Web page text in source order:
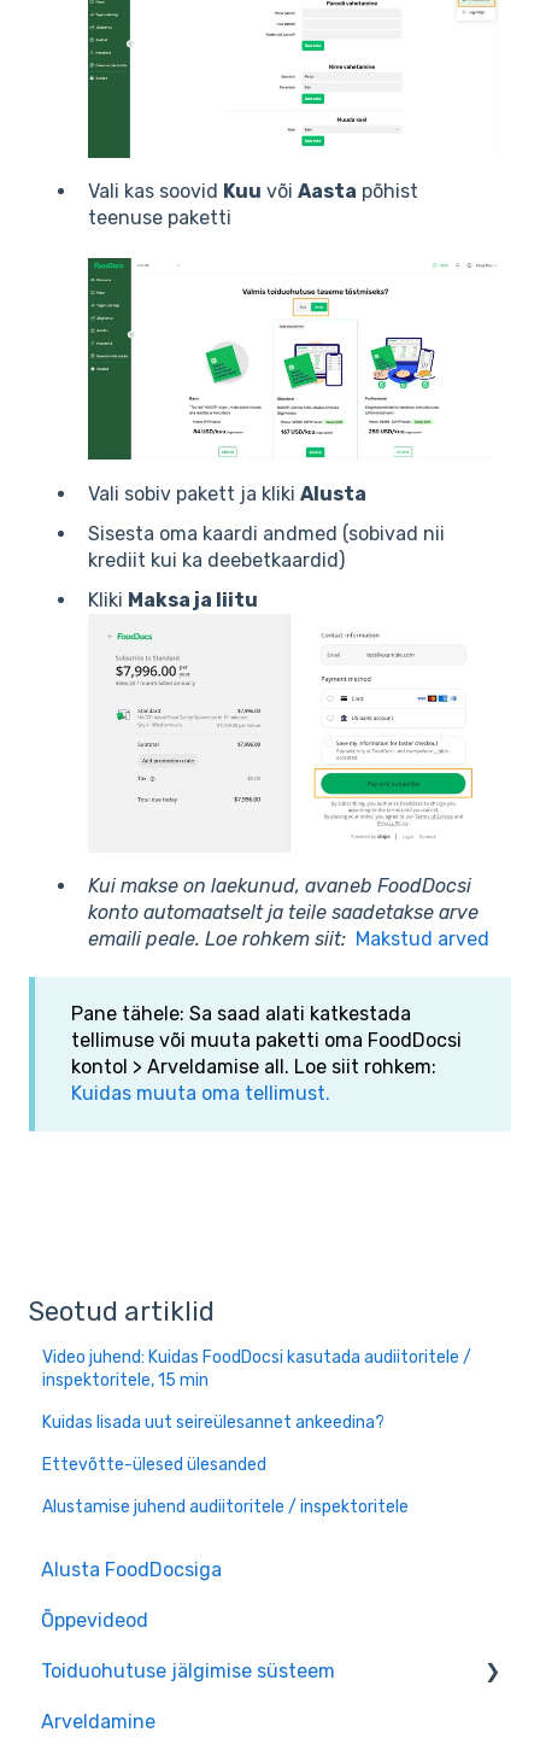
Vali kas soovid Kuu või Aasta põhist
teenuse paketti
Vali sobiv pakett ja kliki Alusta
Sisesta oma kaardi andmed (sobivad nii
krediit kui ka deebetkaardid)
Kliki Maksa ja liitu
Kui makse on laekunud, avaneb FoodDocsi
konto automaatselt ja teile saadetakse arve
emaili peale. Loe rohkem siit: Makstud arved
Pane tähele: Sa saad alati katkestada
tellimuse või muuta paketti oma FoodDocsi
kontol > Arveldamise all. Loe siit rohkem:
Kuidas muuta oma tellimust.
Seotud artiklid
Video juhend: Kuidas FoodDocsi kasutada audiitoritele /
inspektoritele, 15 min
Kuidas lisada uut seireülesannet ankeedina?
Ettevõtte-ülesed ülesanded
Alustamise juhend audiitoritele / inspektoritele
Alusta FoodDocsiga
Õppevideod
Toiduohutuse jälgimise süsteem
Toiduohutuse Jälgimise Süsteem
Arveldamine